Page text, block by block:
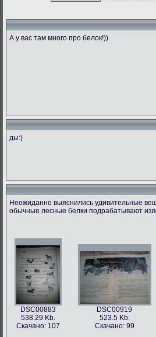
А у вас там много про белок!))
ды:)
Неожиданно выяснились удивительные
обычные лесные белки подрабатывают
DSC00883
538.29 Kb.
Скачано: 107
DSC00919
523.5 Kb.
Скачано: 99